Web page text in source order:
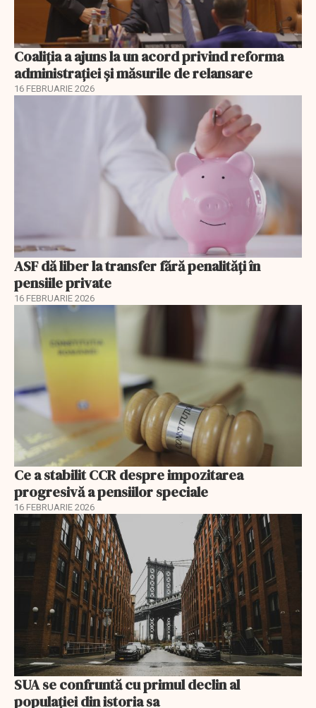
Coaliția a ajuns la un acord privind reforma
administrației și măsurile de relansare
16 FEBRUARIE 2026
ASF dă liber la transfer fără penalități în
pensiile private
16 FEBRUARIE 2026
Ce a stabilit CCR despre impozitarea
progresivă a pensiilor speciale
16 FEBRUARIE 2026
SUA se confruntă cu primul declin al
populației din istoria sa